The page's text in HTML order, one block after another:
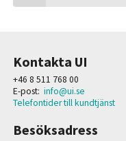
Kontakta UI
+46 8 511 768 00
E-post: info@ui.se
Telefontider till kundtjänst
Besöksadress